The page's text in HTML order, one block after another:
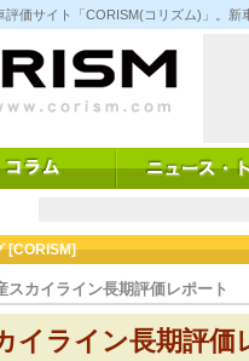
評価サイト「CORISM(コリズム)」。
[CORISM]
スカイライン長期評価レポート
イライン長期評